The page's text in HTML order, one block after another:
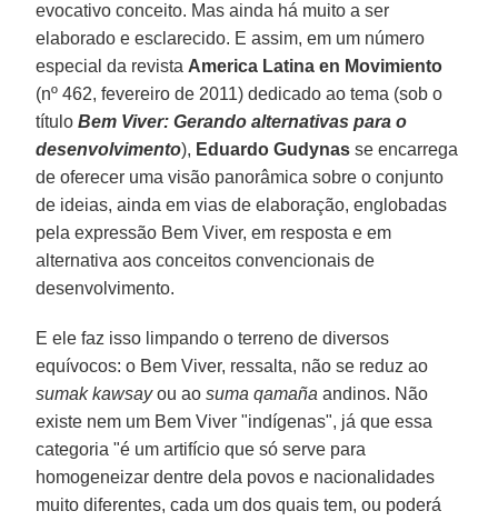
evocativo conceito. Mas ainda há muito a ser
elaborado e esclarecido. E assim, em um número
especial da revista America Latina en Movimiento
(nº 462, fevereiro de 2011) dedicado ao tema (sob o
títuloBem Viver: Gerando alternativas para o
desenvolvimento), Eduardo Gudynas se encarrega
de oferecer uma visão panorâmica sobre o conjunto
de ideias, ainda em vias de elaboração, englobadas
pela expressão Bem Viver, em resposta e em
alternativa aos conceitos convencionais de
desenvolvimento.
E ele faz isso limpando o terreno de diversos
equívocos: o Bem Viver, ressalta, não se reduz ao
sumak kawsayou aosuma qamaña andinos. Não
existe nem um Bem Viver "indígenas", já que essa
categoria "é um artifício que só serve para
homogeneizar dentre dela povos e nacionalidades
muito diferentes, cada um dos quais tem, ou poderá